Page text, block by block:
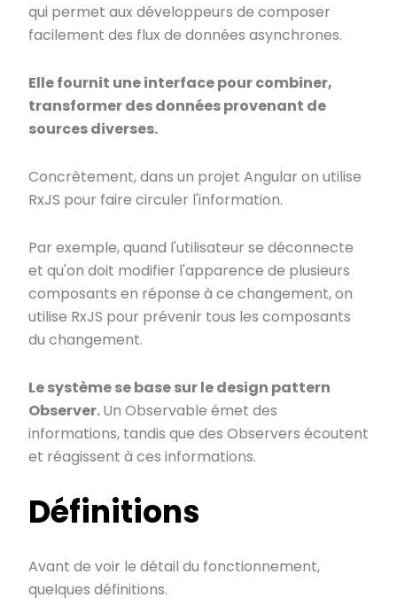
qui permet aux développeurs de composer
facilement des flux de données asynchrones.
Elle fournit une interface pour combiner,
transformer des données provenant de
sources diverses.
Concrètement, dans un projet Angular on utilise
RxJS pour faire circuler l'information.
Par exemple, quand l'utilisateur se déconnecte
et qu'on doit modifier l'apparence de plusieurs
composants en réponse à ce changement, on
utilise RxJS pour prévenir tous les composants
du changement.
Le système se base sur le design pattern
Observer.Un Observable émet des
informations, tandis que des Observers écoutent
et réagissent à ces informations.
Définitions
Avant de voir le détail du fonctionnement,
quelques définitions.